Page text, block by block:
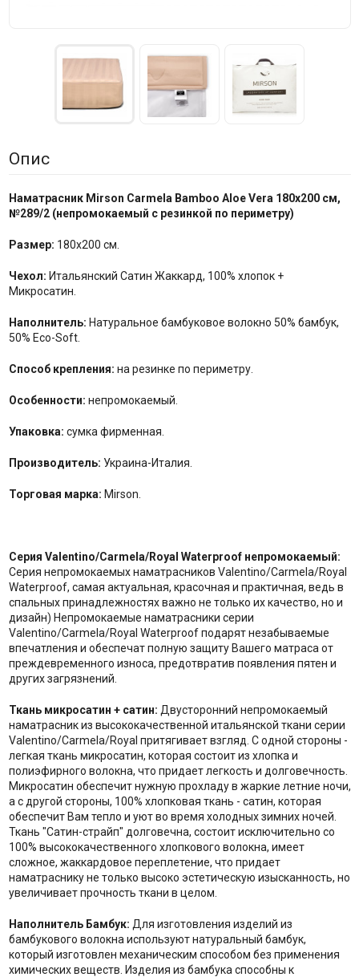
Опис
Наматрасник Mirson Carmela Bamboo Aloe Vera 180x200 см,
№289/2(непромокаемый с резинкой по периметру)
Размер: 180x200 см.
Чехол: Итальянский Сатин Жаккард, 100% хлопок +
Микросатин.
Наполнитель: Натуральное бамбуковое волокно 50% бамбук,
50% Eco-Soft.
Способ крепления: на резинке по периметру.
Особенности: непромокаемый.
Упаковка: сумка фирменная.
Производитель: Украина-Италия.
Торговая марка: Mirson.
Серия Valentino/Carmela/Royal Waterproof непромокаемый:
Серия непромокаемых наматрасников Valentino/Carmela/Royal
Waterproof, самая актуальная, красочная и практичная, ведь в
спальных принадлежностях важно не только их качество, но и
дизайн) Непромокаемые наматрасники серии
Valentino/Carmela/Royal Waterproof подарят незабываемые
впечатления и обеспечат полную защиту Вашего матраса от
преждевременного износа, предотвратив появления пятен и
других загрязнений.
Ткань микросатин + сатин: Двусторонний непромокаемый
наматрасник из высококачественной итальянской ткани серии
Valentino/Carmela/Royal притягивает взгляд. С одной стороны -
легкая ткань микросатин, которая состоит из хлопка и
полиэфирного волокна, что придает легкость и долговечность.
Микросатин обеспечит нужную прохладу в жаркие летние ночи,
а с другой стороны, 100% хлопковая ткань - сатин, которая
обеспечит Вам тепло и уют во время холодных зимних ночей.
Ткань "Сатин-страйп" долговечна, состоит исключительно со
100% высококачественного хлопкового волокна, имеет
сложное, жаккардовое переплетение, что придает
наматраснику не только высоко эстетическую изысканность, но
увеличивает прочность ткани в целом.
Наполнитель Бамбук: Для изготовления изделий из
бамбукового волокна используют натуральный бамбук,
который изготовлен механическим способом без применения
химических веществ. Изделия из бамбука способны к